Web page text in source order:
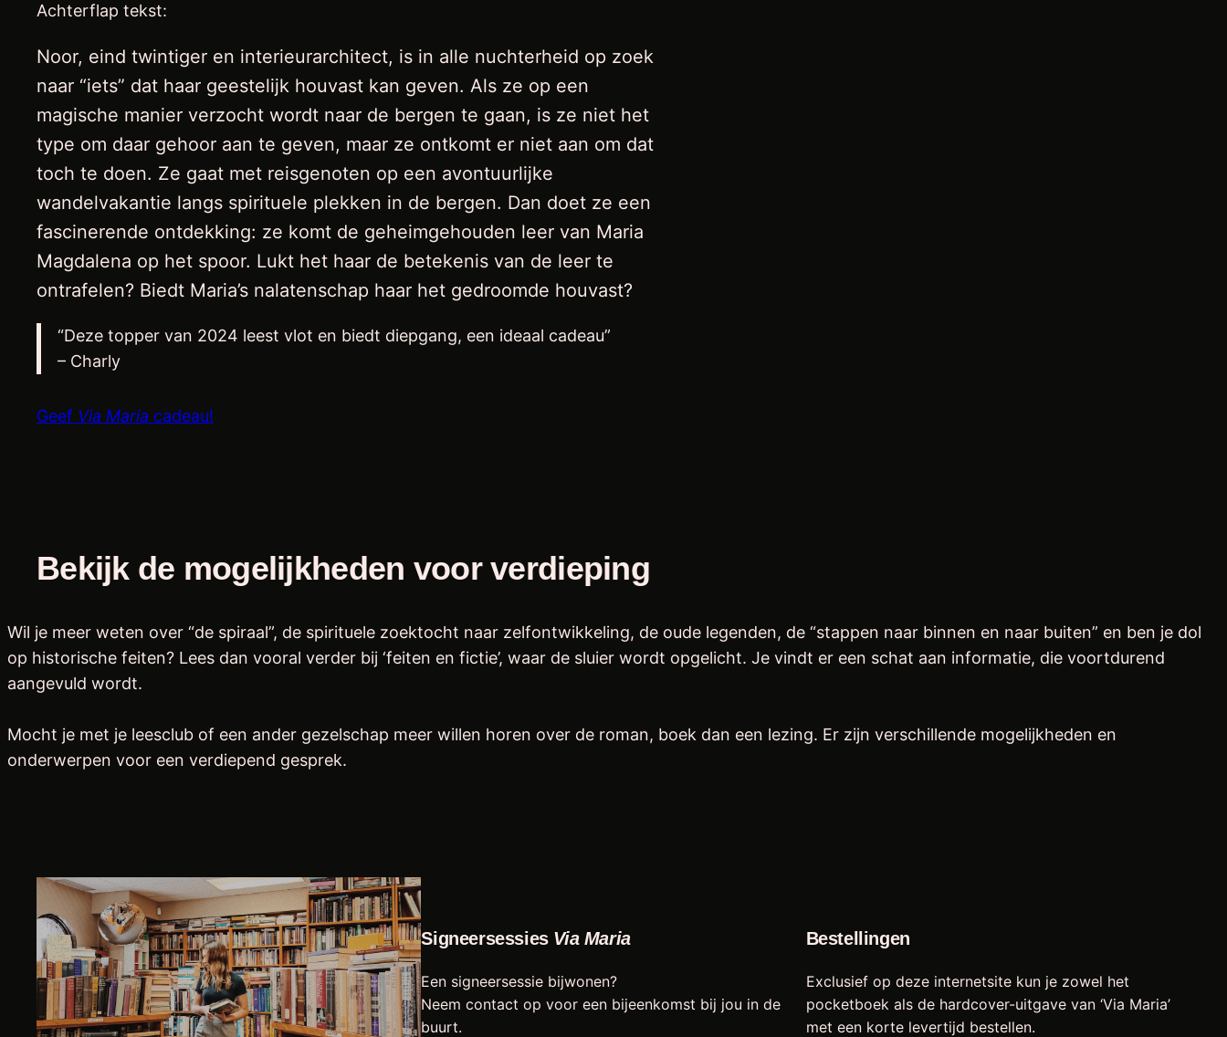
Achterflap tekst:
Noor, eind twintiger en interieurarchitect, is in alle nuchterheid op zoek
naar “iets” dat haar geestelijk houvast kan geven. Als ze op een
magische manier verzocht wordt naar de bergen te gaan, is ze niet het
type om daar gehoor aan te geven, maar ze ontkomt er niet aan om dat
toch te doen. Ze gaat met reisgenoten op een avontuurlijke
wandelvakantie langs spirituele plekken in de bergen. Dan doet ze een
fascinerende ontdekking: ze komt de geheimgehouden leer van Maria
Magdalena op het spoor. Lukt het haar de betekenis van de leer te
ontrafelen? Biedt Maria’s nalatenschap haar het gedroomde houvast?
“Deze topper van 2024 leest vlot en biedt diepgang, een ideaal cadeau”
– Charly
Geef Via Maria cadeau!
Bekijk de mogelijkheden voor verdieping
Wil je meer weten over “de spiraal”, de spirituele zoektocht naar zelfontwikkeling, de oude legenden, de “stappen naar binnen en naar buiten” en ben je dol
op historische feiten? Lees dan vooral verder bij ‘feiten en fictie’, waar de sluier wordt opgelicht. Je vindt er een schat aan informatie, die voortdurend
aangevuld wordt.
Mocht je met je leesclub of een ander gezelschap meer willen horen over de roman, boek dan een lezing. Er zijn verschillende mogelijkheden en
onderwerpen voor een verdiepend gesprek.
Signeersessies Via Maria
Een signeersessie bijwonen?
Neem contact op voor een bijeenkomst bij jou in de
buurt.
Bestellingen
Exclusief op deze internetsite kun je zowel het
pocketboek als de hardcover-uitgave van ‘Via Maria’
met een korte levertijd bestellen.